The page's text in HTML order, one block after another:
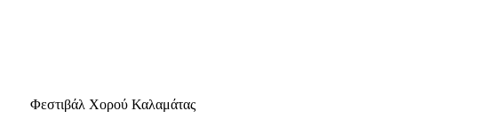
Φεστιβάλ Χορού Καλαμάτας